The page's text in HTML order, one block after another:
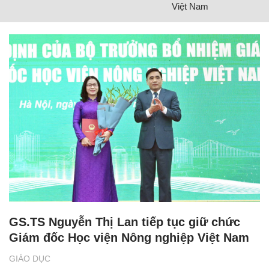
Việt Nam
GIÁO DỤC
GS.TS Nguyễn Thị Lan tiếp tục giữ chức
Giám đốc Học viện Nông nghiệp Việt Nam